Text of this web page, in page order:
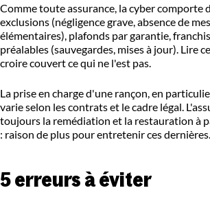
Comme toute assurance, la cyber comporte
exclusions (négligence grave, absence de
élémentaires), plafonds par garantie,
préalables (sauvegardes, mises à jour). Lire
croire couvert ce qui ne l'est pas.
La prise en charge d'une rançon, en
varie selon les contrats et le cadre légal.
toujours la remédiation et la restauration à
: raison de plus pour entretenir ces dernières.
5 erreurs à éviter